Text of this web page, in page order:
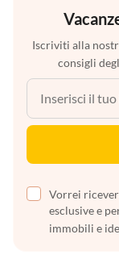
Iscriviti alla
consigli
Vorrei
esclusive e
immobili e